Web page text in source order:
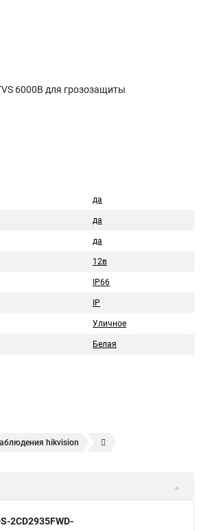
6000В для грозозащиты
да
да
да
12в
IP66
IP
Уличное
Белая
hikvision
Poe камера
2CD2935FWD-